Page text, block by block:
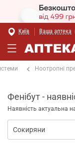
Київ Ваша аптека
Ноотропні
Фенібут -
Наявність актуальна